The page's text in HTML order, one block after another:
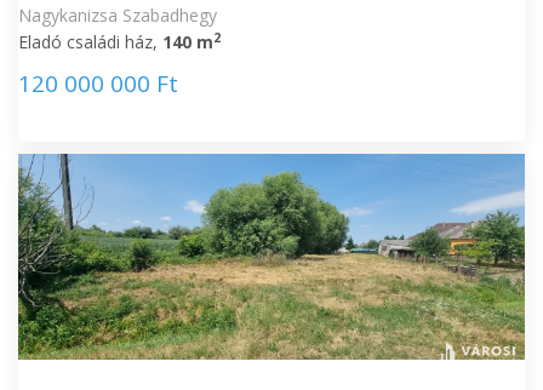
Nagykanizsa Szabadhegy
Eladó családi ház, 140 m2
120 000 000 Ft